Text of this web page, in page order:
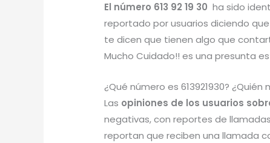
El número 613 92 19 30 ha sido
reportado por usuarios diciendo
te dicen que tienen algo que
Mucho Cuidado!! es una presunta
¿Qué número es 613921930? ¿Quién
Las opiniones de los usuarios
negativas, con reportes de
reportan que reciben una llamada